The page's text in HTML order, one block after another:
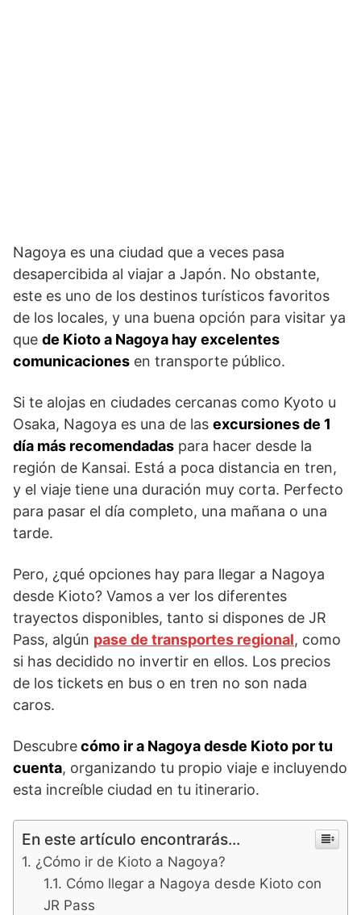
Nagoya es una ciudad que a veces pasa
desapercibida al viajar a Japón. No obstante,
este es uno de los destinos turísticos favoritos
de los locales, y una buena opción para visitar ya
que de Kioto a Nagoya hay excelentes
comunicaciones en transporte público.
Si te alojas en ciudades cercanas como Kyoto u
Osaka, Nagoya es una de las excursiones de 1
día más recomendadas para hacer desde la
región de Kansai. Está a poca distancia en tren,
y el viaje tiene una duración muy corta. Perfecto
para pasar el día completo, una mañana o una
tarde.
Pero, ¿qué opciones hay para llegar a Nagoya
desde Kioto? Vamos a ver los diferentes
trayectos disponibles, tanto si dispones de JR
Pass, algún pase de transportes regional, como
si has decidido no invertir en ellos. Los precios
de los tickets en bus o en tren no son nada
caros.
Descubrecómo ir a Nagoya desde Kioto por tu
cuenta, organizando tu propio viaje e incluyendo
esta increíble ciudad en tu itinerario.
En este artículo encontrarás...
¿Cómo ir de Kioto a Nagoya?
Cómo llegar a Nagoya desde Kioto con
JR Pass